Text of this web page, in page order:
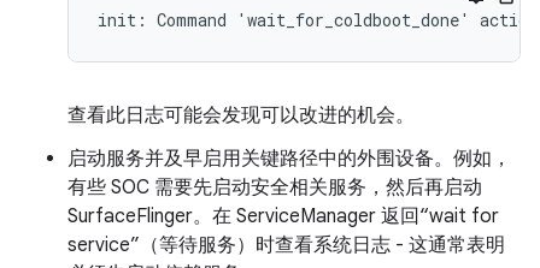
init: Command 'wait_for_coldboot_done'
查看此日志可能会发现可以改进的机会。
启动服务并及早启用关键路径中的外围设备。例如，
有些 SOC 需要先启动安全相关服务，然后再启动
SurfaceFlinger。在 ServiceManager 返回“wait for
service”（等待服务）时查看系统日志 - 这通常表明